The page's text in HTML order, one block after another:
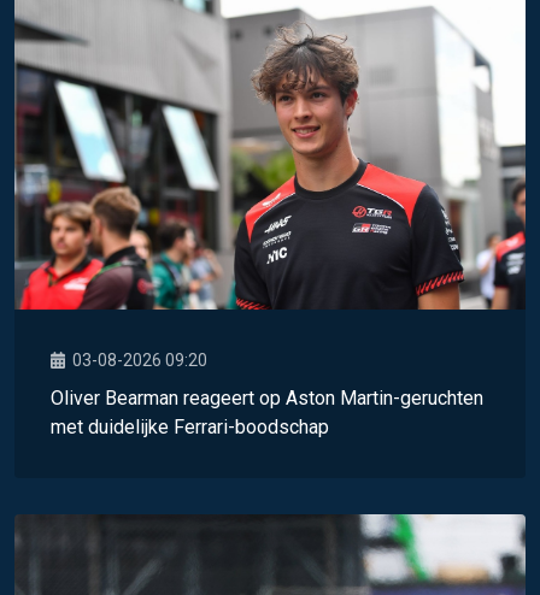
03-08-2026 09:20
Oliver Bearman reageert op Aston Martin-geruchten
met duidelijke Ferrari-boodschap